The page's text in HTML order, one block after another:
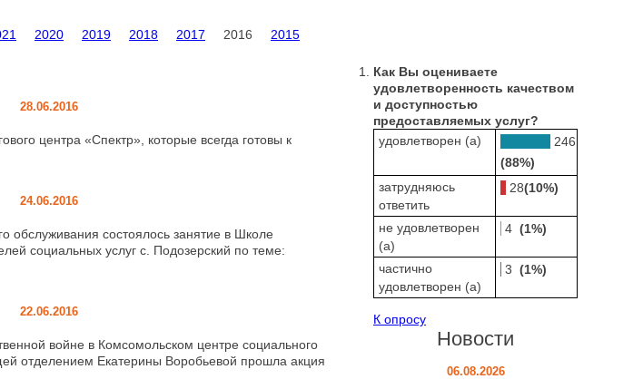
2020 2019 2018 2017 2016 2015
28.06.2016
центра «Спектр», которые всегда готовы к
24.06.2016
состоялось занятие в Школе
социальных услуг с. Подозерский по теме:
22.06.2016
войне в Комсомольском центре социального
отделением Екатерины Воробьевой прошла акция
Как Вы оцениваете
удовлетворенность качеством
и доступностью
предоставляемых услуг?
удовлетворен (а)
246
(88%)
затрудняюсь
ответить
28(10%)
не удовлетворен
(а)
4 (1%)
частично
удовлетворен (а)
3 (1%)
К опросу
Новости
06.08.2026